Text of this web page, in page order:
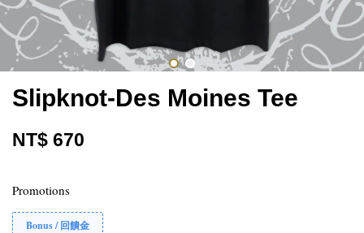
Slipknot-Des Moines Tee
NT$ 670
Promotions
Bonus / 回饋金